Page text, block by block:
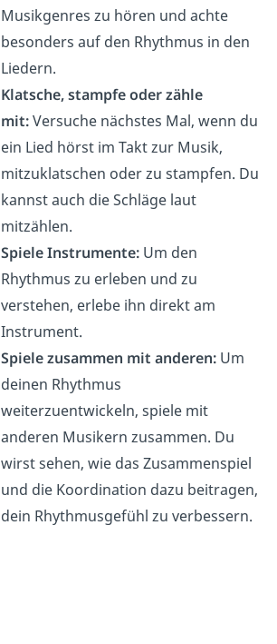
Musikgenres zu hören und achte
besonders auf den Rhythmus in den
Liedern.
Klatsche, stampfe oder zähle
mit:Versuche nächstes Mal, wenn du
ein Lied hörst im Takt zur Musik,
mitzuklatschen oder zu stampfen. Du
kannst auch die Schläge laut
mitzählen.
Spiele Instrumente: Um den
Rhythmus zu erleben und zu
verstehen, erlebe ihn direkt am
Instrument.
Spiele zusammen mit anderen: Um
deinen Rhythmus
weiterzuentwickeln, spiele mit
anderen Musikern zusammen. Du
wirst sehen, wie das Zusammenspiel
und die Koordination dazu beitragen,
dein Rhythmusgefühl zu verbessern.